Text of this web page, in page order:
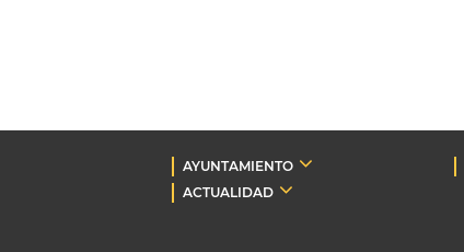
AYUNTAMIENTO
ACTUALIDAD